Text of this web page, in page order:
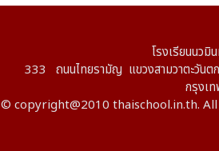
โรงเรียนนวมิ
333 ถนนไทยรามัญ แขวงสามวาตะวันตก
กรุงเ
© copyright@2010 thaischool.in.th.